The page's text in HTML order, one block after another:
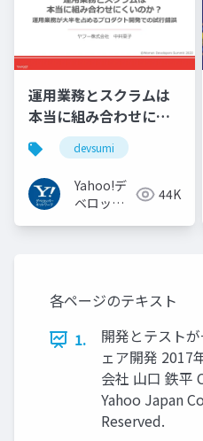
運用業務とスクラムは
本当に組み合わせにく
いのか︖運用業務が大
半を占めるプロダクト
開発での試行錯誤
devsumi
Yahoo!デ
ベロッパ
44K
各ページのテキスト
1.
開発とテスト
ェア開発 2017
会社 山口 鉄
Yahoo Japan
Reserved.